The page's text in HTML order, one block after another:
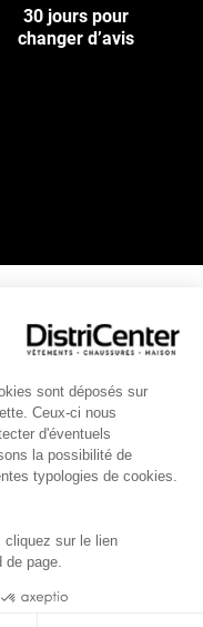
sont déposés sur
Ceux-ci nous
d'éventuels
la possibilité de
typologies de cookies.
cliquez sur le lien
page.
30 jours pour
changer d’avis